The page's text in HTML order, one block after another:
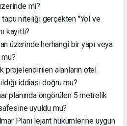
mi?
niteliği gerçekten "Yol ve
kayıtlı?
üzerinde herhangi bir yapı veya
projelendirilen alanların otel
iddiası doğru mu?
planında öngörülen 5 metrelik
uyuldu mu?
Planı lejant hükümlerine uygun